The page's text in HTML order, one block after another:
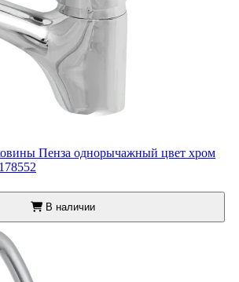
Пенза однорычажный цвет хром
В наличии